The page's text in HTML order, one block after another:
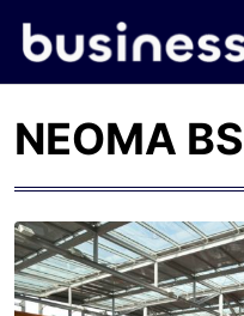
NEOMA BS